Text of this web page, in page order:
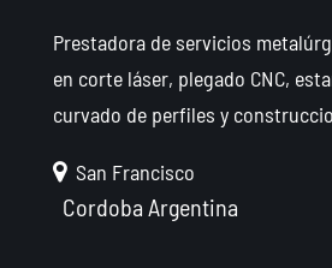
Prestadora de servicios
en corte láser, plegado CNC,
curvado de perfiles y
San Francisco
Cordoba Argentina